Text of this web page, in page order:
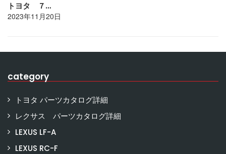
トヨタ ７…
2023年11月20日
category
トヨタ パーツカタログ詳細
レクサス パーツカタログ詳細
LEXUS LF-A
LEXUS RC-F